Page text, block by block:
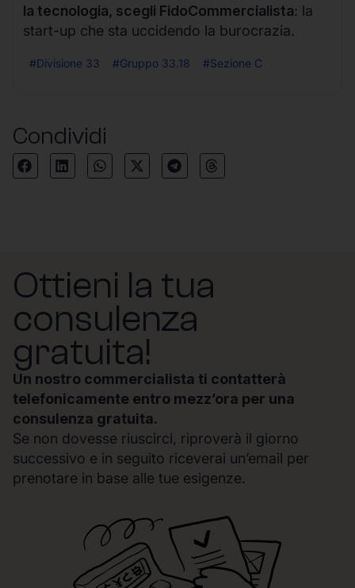
la tecnologia, scegli FidoCommercialista: la
start-up che sta uccidendo la burocrazia.
#Divisione 33 #Gruppo 33.18 #Sezione C
Condividi
Ottieni la tua
consulenza
gratuita!
Un nostro commercialista ti contatterà
telefonicamente entro mezz’ora per una
consulenza gratuita.
Se non dovesse riuscirci, riproverà il giorno
successivo e in seguito riceverai un’email per
prenotare in base alle tue esigenze.